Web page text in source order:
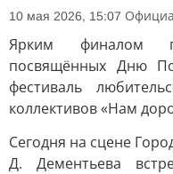
10 мая 2026, 15:07
Ярким финалом
посвящённых Дню
фестиваль
коллективов «Нам
Сегодня на сцене
Д. Дементьева